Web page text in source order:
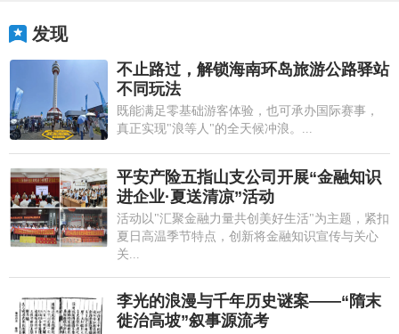
发现
不止路过，解锁海南环岛旅游公路驿站
不同玩法
既能满足零基础游客体验，也可承办国际赛事，
真正实现"浪等人"的全天候冲浪。...
平安产险五指山支公司开展“金融知识
进企业·夏送清凉”活动
活动以"汇聚金融力量共创美好生活"为主题，紧扣
夏日高温季节特点，创新将金融知识宣传与关心
关...
李光的浪漫与千年历史谜案——“隋末
徙治高坡”叙事源流考